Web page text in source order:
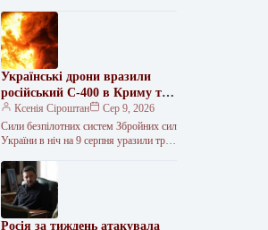
та ухвалив повернути державі
Міжнародний центр…
Українські дрони вразили
російський С-400 в Криму та
три кораблі Чорноморського
флоту
Ксенія Сіроштан
Сер 9, 2026
Сили безпілотних систем Збройних сил
України в ніч на 9 серпня уразили три
радіолокаційні станції на…
Росія за тиждень атакувала